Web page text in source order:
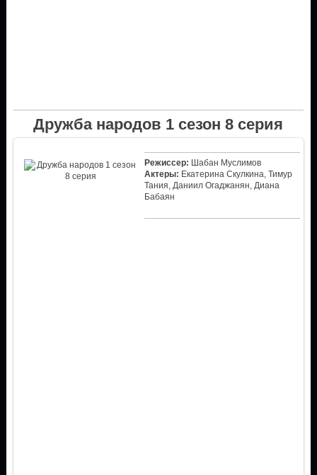
Дружба народов 1 сезон 8 серия
Режиссер: Шабан Муслимов
Актеры: Екатерина Скулкина, Тимур
Тания, Даниил Огаджанян, Диана
Бабаян